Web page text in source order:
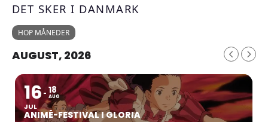
DET SKER I DANMARK
HOP MÅNEDER
AUGUST, 2026
16
JUL
18
AUG
ANIMÉ-FESTIVAL I GLORIA